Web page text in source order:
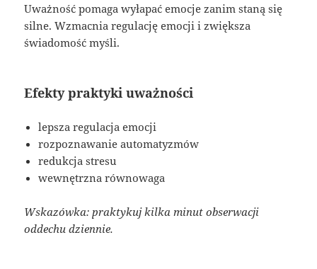
Uważność pomaga wyłapać emocje zanim staną się
silne. Wzmacnia regulację emocji i zwiększa
świadomość myśli.
Efekty praktyki uważności
lepsza regulacja emocji
rozpoznawanie automatyzmów
redukcja stresu
wewnętrzna równowaga
Wskazówka: praktykuj kilka minut obserwacji
oddechu dziennie.